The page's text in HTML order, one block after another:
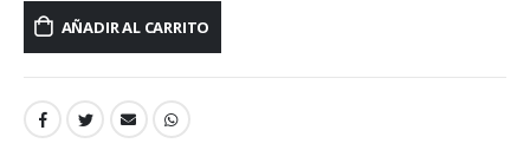
AÑADIR AL CARRITO